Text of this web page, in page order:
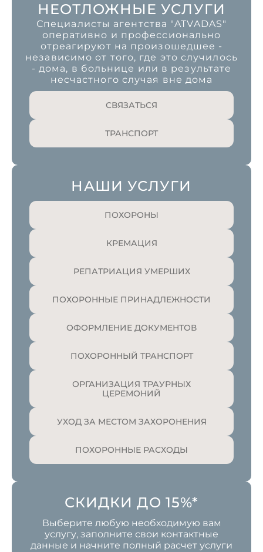
НЕОТЛОЖНЫЕ УСЛУГИ
Специалисты агентства "ATVADAS"
оперативно и профессионально
отреагируют на произошедшее -
независимо от того, где это случилось
- дома, в больнице или в результате
несчастного случая вне дома
СВЯЗАТЬСЯ
ТРАНСПОРТ
НАШИ УСЛУГИ
ПОХОРОНЫ
КРЕМАЦИЯ
РЕПАТРИАЦИЯ УМЕРШИХ
ПОХОРОННЫЕ ПРИНАДЛЕЖНОСТИ
ОФОРМЛЕНИЕ ДОКУМЕНТОВ
ПОХОРОННЫЙ ТРАНСПОРТ
ОРГАНИЗАЦИЯ ТРАУРНЫХ
ЦЕРЕМОНИЙ
УХОД ЗА МЕСТОМ ЗАХОРОНЕНИЯ
ПОХОРОННЫЕ РАСХОДЫ
СКИДКИ ДО 15%*
Выберите любую необходимую вам
услугу, заполните свои контактные
данные и начните полный расчет услуги